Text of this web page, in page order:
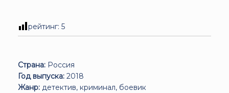
рейтинг: 5
Страна: Россия
Год выпуска: 2018
Жанр: детектив, криминал, боевик